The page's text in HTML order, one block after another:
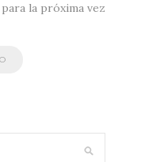
la próxima vez